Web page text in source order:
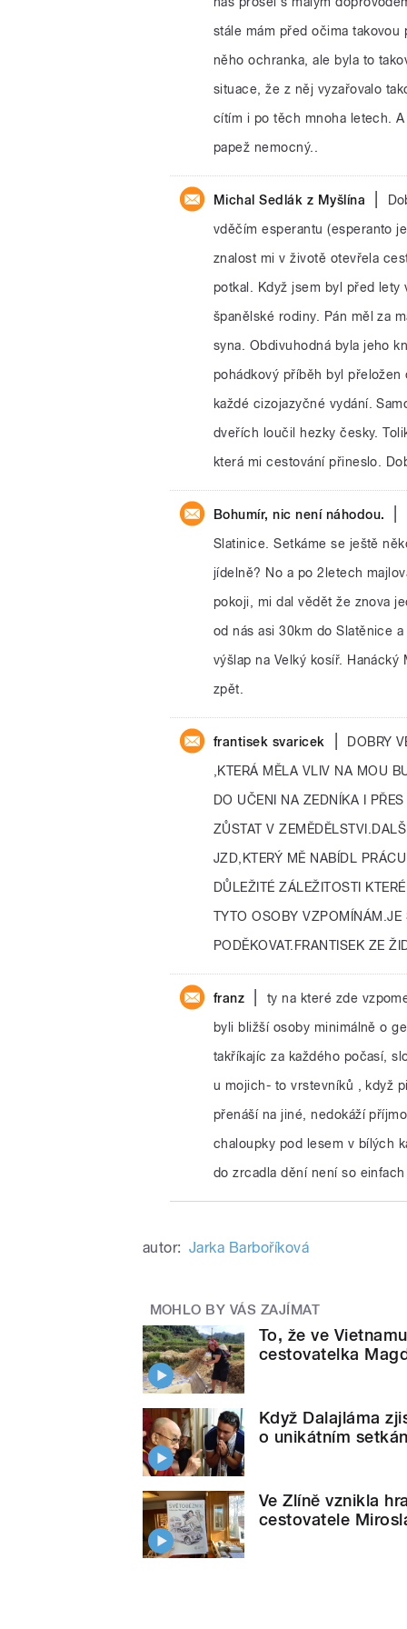
stále mám před očima
něho ochranka, ale byla to
situace, že z něj vyzařovalo
cítím i po těch mnoha letech.
papež nemocný..
Michal Sedlák z Myšlína
vděčím esperantu (esperanto
znalost mi v životě otevřela
potkal. Když jsem byl před
španělské rodiny. Pán měl za
syna. Obdivuhodná byla jeho
pohádkový příběh byl
každé cizojazyčné vydání.
dveřích loučil hezky česky.
která mi cestování přineslo.
Bohumír, nic není náhodou.
Slatinice. Setkáme se ještě
jídelně? No a po 2letech
pokoji, mi dal vědět že znova
od nás asi 30km do Slatěnice
výšlap na Velký kosíř.
zpět.
frantisek svaricek
DOBRY
,KTERÁ MĚLA VLIV NA MOU
DO UČENI NA ZEDNÍKA I
ZŮSTAT V
JZD,KTERÝ MĚ NABÍDL
DŮLEŽITÉ ZÁLEŽITOSTI
TYTO OSOBY
PODĚKOVAT.FRANTISEK ZE
franz
ty na které zde
byli bližší osoby minimálně o
takříkajíc za každého počasí,
u mojich- to vrstevníků , když
přenáší na jiné, nedokáží
chaloupky pod lesem v bílých
do zrcadla dění není so einfach
autor: Jarka Barboříková
MOHLO BY VÁS ZAJÍMAT
To, že ve
cestovatelka
Když Dalajláma
o unikátním
Ve Zlíně vznikla
cestovatele